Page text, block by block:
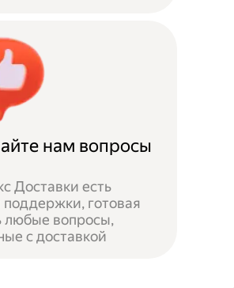
нам вопросы
Доставки есть
готовая
любые вопросы,
с доставкой